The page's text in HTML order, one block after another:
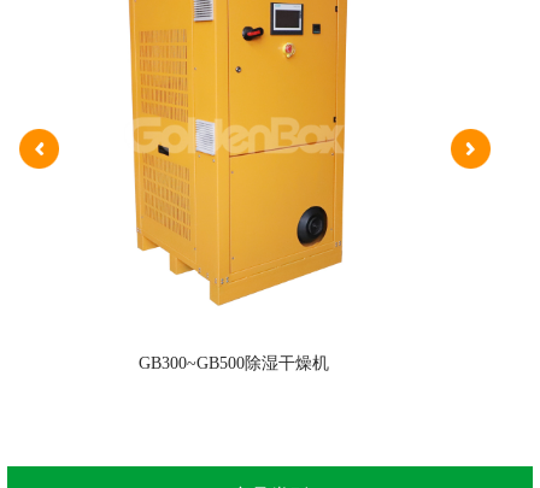
GB300~GB500除湿干燥机